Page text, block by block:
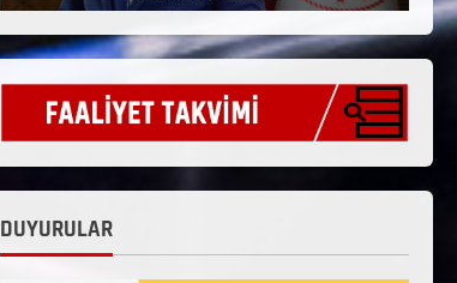
DUYURULAR